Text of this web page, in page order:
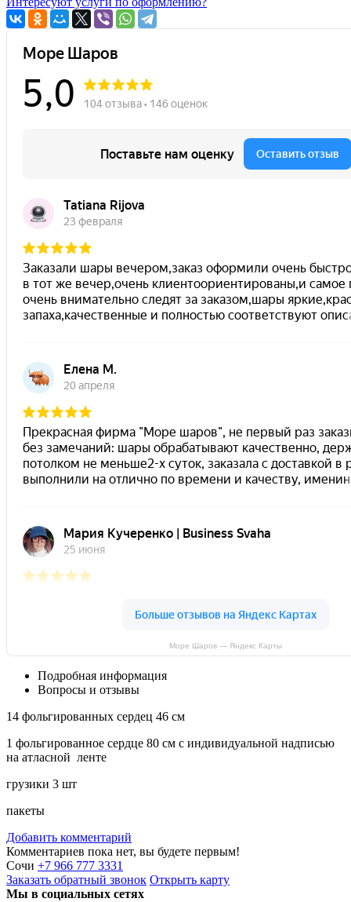
Море Шаров — Яндекс Карты
Подробная информация
Вопросы и отзывы
14 фольгированных сердец 46 см
1 фольгированное сердце 80 см с индивидуальной надписью
на атласной ленте
грузики 3 шт
пакеты
Добавить комментарий
Комментариев пока нет, вы будете первым!
Сочи +7 966 777 3331
Заказать обратный звонок Открыть карту
Мы в социальных сетях